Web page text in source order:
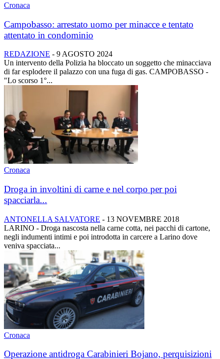
Cronaca
Campobasso: arrestato uomo per minacce e tentato
attentato in condominio
REDAZIONE - 9 AGOSTO 2024
Un intervento della Polizia ha bloccato un soggetto che minacciava
di far esplodere il palazzo con una fuga di gas. CAMPOBASSO -
"Lo scorso 1°...
Cronaca
Droga in involtini di carne e nel corpo per poi
spacciarla...
ANTONELLA SALVATORE - 13 NOVEMBRE 2018
LARINO - Droga nascosta nella carne cotta, nei pacchi di cartone,
negli indumenti intimi e poi introdotta in carcere a Larino dove
veniva spacciata...
Cronaca
Operazione antidroga Carabinieri Bojano, perquisizioni